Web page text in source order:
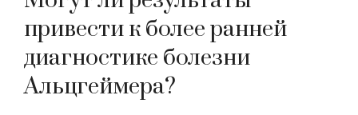
привести к более ранней
диагностике болезни
Альцгеймера?